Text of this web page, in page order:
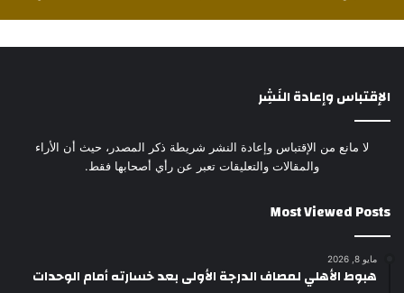
الإقتباس وإعادة النَشِر
لا مانع من الإقتباس وإعادة النشر شريطة ذكر المصدر، حيث أن الأراء
والمقالات والتعليقات تعبر عن رأي أصحابها فقط.
Most Viewed Posts
مايو 8, 2026
هبوط الأهلي لمصاف الدرجة الأولى بعد خسارته أمام الوحدات